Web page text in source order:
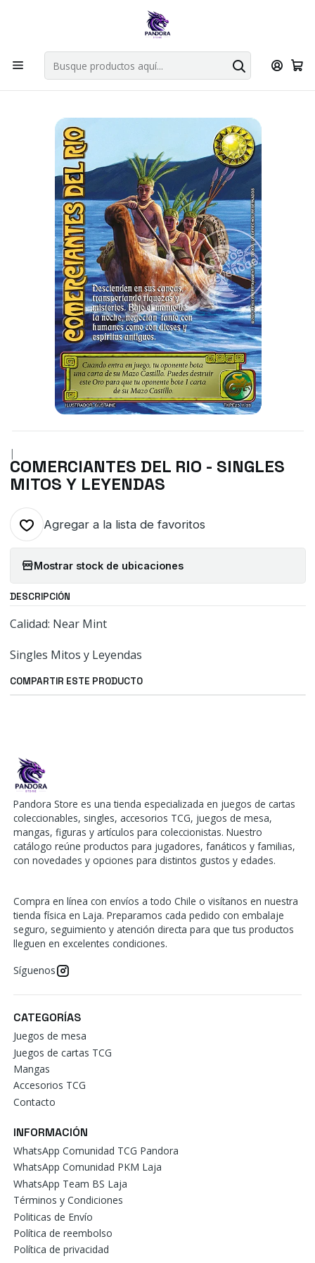
Por compras en cartas singles superiores a 49.990 el envio es
Explorar singles
Inicio Juegos de cartas TCG Mitos y Leyendas TCG
Singles Primera Era MYL Oro
|
COMERCIANTES DEL RIO - SINGLES
MITOS Y LEYENDAS
Agregar a la lista de favoritos
Mostrar stock de ubicaciones
DESCRIPCIÓN
Calidad: Near Mint
Singles Mitos y Leyendas
COMPARTIR ESTE PRODUCTO
Pandora Store es una tienda especializada en juegos de cartas
coleccionables, singles, accesorios TCG, juegos de mesa,
mangas, figuras y artículos para coleccionistas. Nuestro
catálogo reúne productos para jugadores, fanáticos y familias,
con novedades y opciones para distintos gustos y edades.
Compra en línea con envíos a todo Chile o visítanos en nuestra
tienda física en Laja. Preparamos cada pedido con embalaje
seguro, seguimiento y atención directa para que tus productos
lleguen en excelentes condiciones.
Síguenos
CATEGORÍAS
Juegos de mesa
Juegos de cartas TCG
Mangas
Accesorios TCG
Contacto
INFORMACIÓN
WhatsApp Comunidad TCG Pandora
WhatsApp Comunidad PKM Laja
WhatsApp Team BS Laja
Términos y Condiciones
Politicas de Envío
Política de reembolso
Política de privacidad